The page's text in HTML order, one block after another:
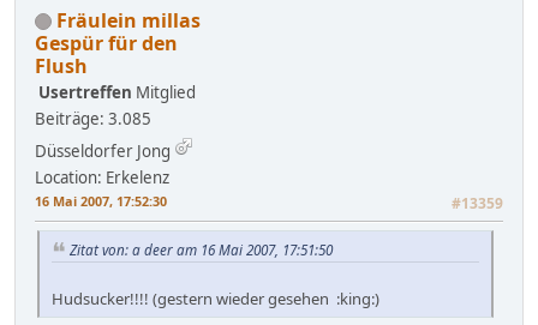
Fräulein millas
Gespür für den
Flush
Usertreffen Mitglied
Beiträge: 3.085
Düsseldorfer Jong
Location: Erkelenz
16 Mai 2007, 17:52:30 #13359
Zitat von: a deer am 16 Mai 2007, 17:51:50
Hudsucker!!!! (gestern wieder gesehen :king:)